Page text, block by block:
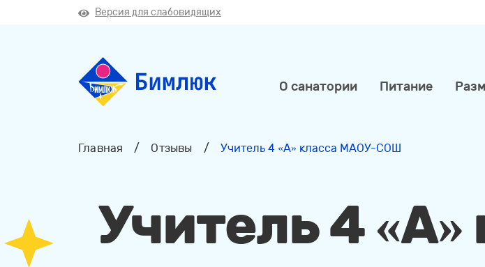
Версия для слабовидящих
О санатории Питание
Главная / Отзывы / Учитель 4 «A» класса МАОУ-СОШ
Учитель 4